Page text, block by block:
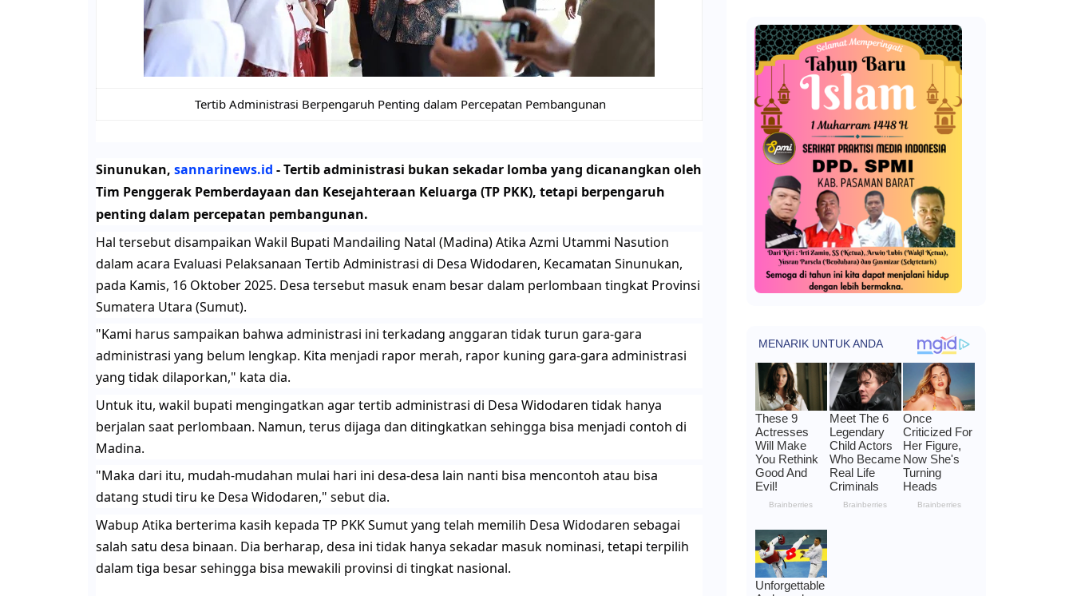
Tertib Administrasi Berpengaruh Penting dalam Percepatan Pembangunan
​Sinunukan, sannarinews.id - Tertib administrasi bukan sekadar lomba yang dicanangkan oleh
Tim Penggerak Pemberdayaan dan Kesejahteraan Keluarga (TP PKK), tetapi berpengaruh
penting dalam percepatan pembangunan.
​Hal tersebut disampaikan Wakil Bupati Mandailing Natal (Madina) Atika Azmi Utammi Nasution
dalam acara Evaluasi Pelaksanaan Tertib Administrasi di Desa Widodaren, Kecamatan Sinunukan,
pada Kamis, 16 Oktober 2025. Desa tersebut masuk enam besar dalam perlombaan tingkat Provinsi
Sumatera Utara (Sumut).
​"Kami harus sampaikan bahwa administrasi ini terkadang anggaran tidak turun gara-gara
administrasi yang belum lengkap. Kita menjadi rapor merah, rapor kuning gara-gara administrasi
yang tidak dilaporkan," kata dia.
​Untuk itu, wakil bupati mengingatkan agar tertib administrasi di Desa Widodaren tidak hanya
berjalan saat perlombaan. Namun, terus dijaga dan ditingkatkan sehingga bisa menjadi contoh di
Madina.
​"Maka dari itu, mudah-mudahan mulai hari ini desa-desa lain nanti bisa mencontoh atau bisa
datang studi tiru ke Desa Widodaren," sebut dia.
​Wabup Atika berterima kasih kepada TP PKK Sumut yang telah memilih Desa Widodaren sebagai
salah satu desa binaan. Dia berharap, desa ini tidak hanya sekadar masuk nominasi, tetapi terpilih
dalam tiga besar sehingga bisa mewakili provinsi di tingkat nasional.